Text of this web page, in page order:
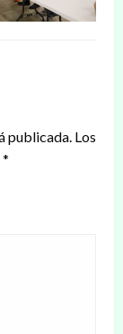
publicada. Los
*